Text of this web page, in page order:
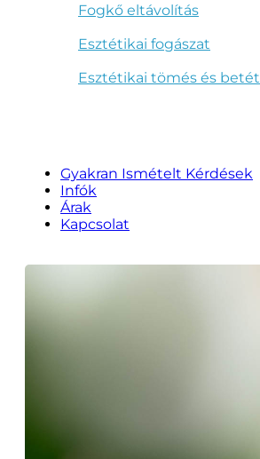
Fogkő eltávolítás
Esztétikai fogászat
Esztétikai tömés és betét
Gyakran Ismételt Kérdések
Infók
Árak
Kapcsolat